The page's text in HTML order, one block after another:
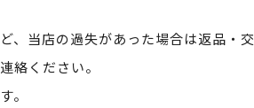
、当店の過失があった場合は返品・交
絡ください。
。